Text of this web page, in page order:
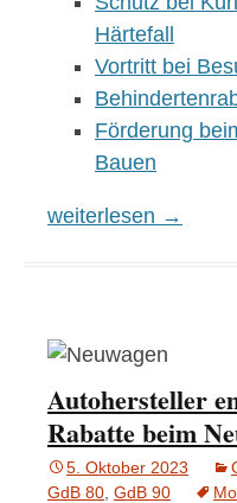
Härtefall
Vortritt bei
Förderung
Bauen
GdB 50: Vorteile
weiterlesen →
Autohersteller
Rabatte beim
5. Oktober 2023
GdB 80 GdB 90